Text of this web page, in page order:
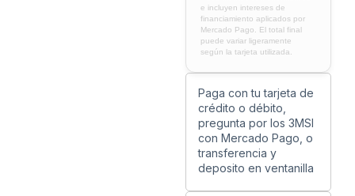
e incluyen intereses de
financiamiento aplicados por
Mercado Pago. El total final
puede variar ligeramente
según la tarjeta utilizada.
Paga con tu tarjeta de
crédito o débito,
pregunta por los 3MSI
con Mercado Pago, o
transferencia y
deposito en ventanilla